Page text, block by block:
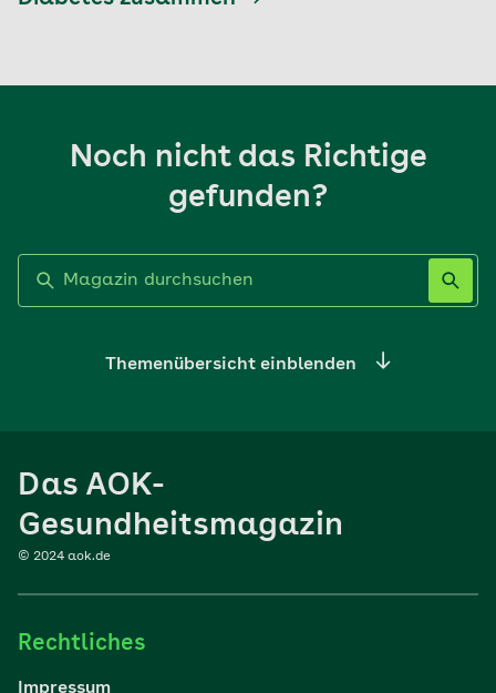
Noch nicht das Richtige
gefunden?
Themenübersicht einblenden
Sport
Reisen
Das AOK-
Gesundheitsmagazin
© 2024 aok.de
Rechtliches
Impressum